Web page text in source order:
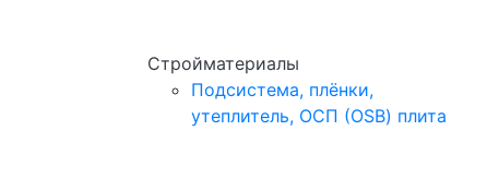
Стройматериалы
Подсистема, плёнки,
утеплитель, ОСП (OSB) плита